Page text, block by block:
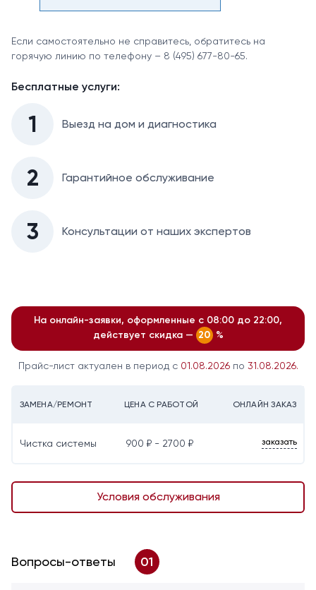
Если самостоятельно не справитесь, обратитесь на
горячую линию по телефону – 8 (495) 677-80-65.
Бесплатные услуги:
1 Выезд на дом и диагностика
2 Гарантийное обслуживание
3 Консультации от наших экспертов
На онлайн-заявки, оформленные с 08:00 до 22:00,
действует скидка — 20 %
Прайс-лист актуален в период с 01.08.2026по 31.08.2026.
ЗАМЕНА/РЕМОНТ ЦЕНА С РАБОТОЙ ОНЛАЙН ЗАКАЗ
Чистка системы 900 ₽ - 2700 ₽ заказать
Условия обслуживания
Вопросы-ответы 01